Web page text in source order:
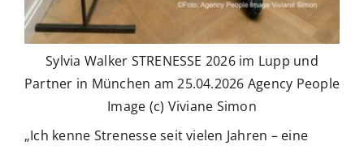
Sylvia Walker STRENESSE 2026 im Lupp und
Partner in München am 25.04.2026 Agency People
Image (c) Viviane Simon
„Ich kenne Strenesse seit vielen Jahren – eine